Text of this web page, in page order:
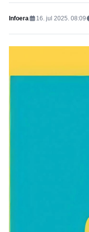
Infoera 16. jul 2025. 08:09